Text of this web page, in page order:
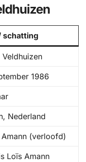
schatting
Veldhuizen
1986
Nederland
(verloofd)
Loïs Amann